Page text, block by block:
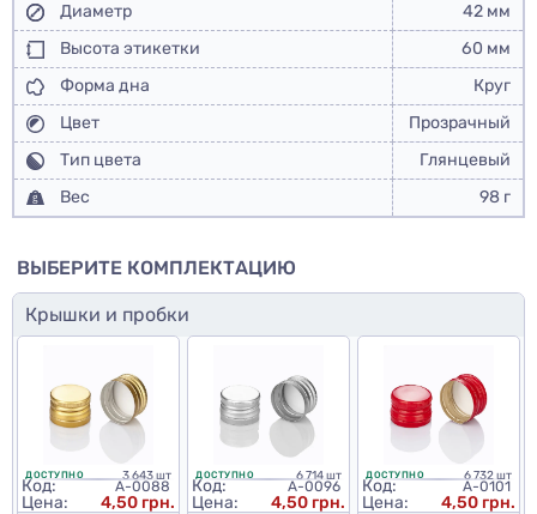
Диаметр
42 мм
Высота этикетки
60 мм
Форма дна
Круг
Цвет
Прозрачный
Тип цвета
Глянцевый
Вес
98 г
ВЫБЕРИТЕ КОМПЛЕКТАЦИЮ
Крышки и пробки
ДОСТУПНО 3 643 шт
Код: A-0088
Цена:
4,50 грн.
ДОСТУПНО 6 714 шт
Код: A-0096
Цена:
4,50 грн.
ДОСТУПНО 6 732 шт
Код: A-0101
Цена:
4,50 грн.